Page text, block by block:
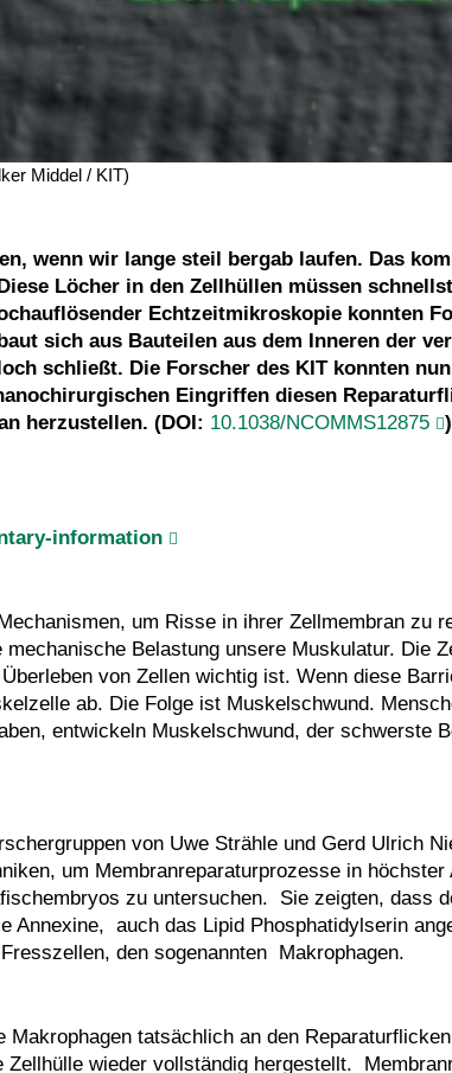
Middel / KIT)
wenn wir lange steil bergab laufen. Das
Löcher in den Zellhüllen müssen
Echtzeitmikroskopie konnten
sich aus Bauteilen aus dem Inneren der
schließt. Die Forscher des KIT konnten
Eingriffen diesen
herzustellen. (DOI: 10.1038/NCOMMS12875 )
information
um Risse in ihrer Zellmembran zu
Belastung unsere Muskulatur. Die
von Zellen wichtig ist. Wenn diese
ab. Die Folge ist Muskelschwund.
entwickeln Muskelschwund, der schwerste
von Uwe Strähle und Gerd Ulrich
um Membranreparaturprozesse in
zu untersuchen. Sie zeigten, dass
Annexine, auch das Lipid Phosphatidylserin
den sogenannten Makrophagen.
tatsächlich an den
wieder vollständig hergestellt.